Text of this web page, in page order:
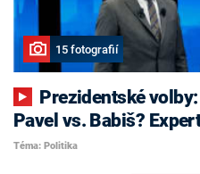
15 fotografií
Pavel vs. Babiš?
Téma: Politika